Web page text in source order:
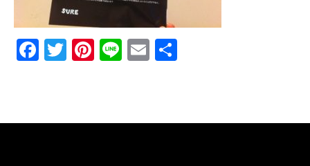
Facebook
Twitter
Pinterest
LineEmail